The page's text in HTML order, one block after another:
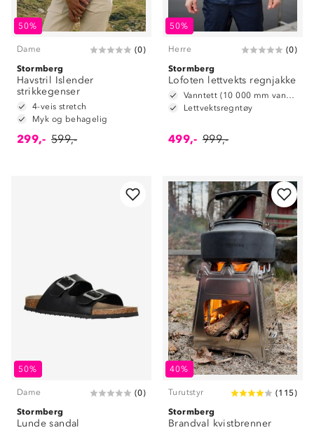
50%
Dame (0)
Stormberg
Havstril Islender
strikkegenser
4-veis stretch
Myk og behagelig
299,- 599,-
50%
Herre (0)
Stormberg
Lofoten lettvekts regnjakke
Vanntett (10 000 mm vannsøyle)
Lettvektsregntøy
499,- 999,-
50%
Dame (0)
Stormberg
Lunde sandal
40%
Turutstyr (115)
Stormberg
Brandval kvistbrenner